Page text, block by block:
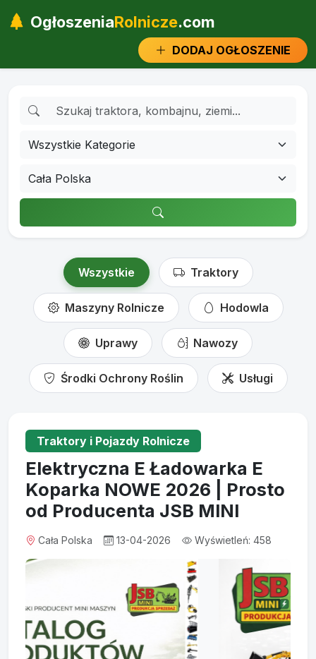
OgłoszeniaRolnicze.com
DODAJ OGŁOSZENIE
Wszystkie Traktory
Maszyny Rolnicze Hodowla
Uprawy Nawozy
Środki Ochrony Roślin Usługi
Traktory i Pojazdy Rolnicze
Elektryczna E Ładowarka E
Koparka NOWE 2026 | Prosto
od Producenta JSB MINI
Cała Polska 13-04-2026 Wyświetleń: 458